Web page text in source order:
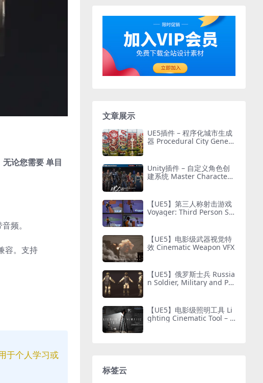
论您需要 单目
频。
容。支持
于个人学习或
文章展示
UE5插件 – 程序化城市生成
器 Procedural City Genera
Unity插件 – 自定义角色创
建系统 Master Character
【UE5】第三人称射击游戏
Voyager: Third Person Sh
【UE5】电影级武器视觉特
效 Cinematic Weapon VFX
【UE5】俄罗斯士兵 Russia
n Soldier, Military and Pol
【UE5】电影级照明工具 Li
ghting Cinematic Tool – U
标签云